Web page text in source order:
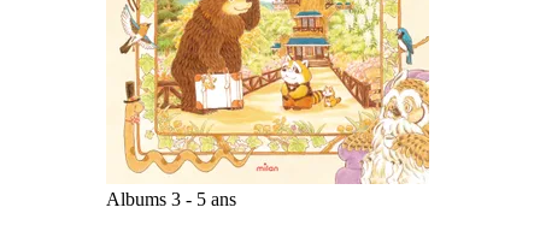
Albums 3 - 5 ans